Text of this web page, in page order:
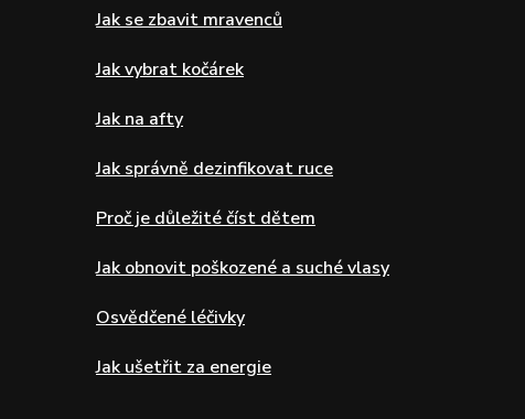
Jak se zbavit mravenců
Jak vybrat kočárek
Jak na afty
Jak správně dezinfikovat ruce
Proč je důležité číst dětem
Jak obnovit poškozené a suché vlasy
Osvědčené léčivky
Jak ušetřit za energie